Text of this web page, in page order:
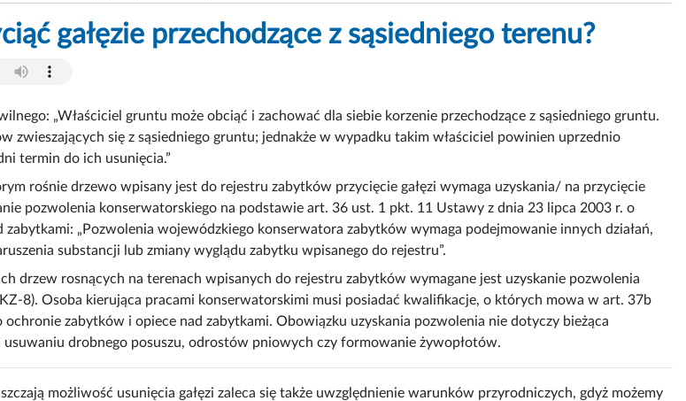
gałęzie przechodzące z sąsiedniego terenu?
„Właściciel gruntu może obciąć i zachować dla siebie korzenie przechodzące z sąsiedniego gruntu.
zwieszających się z sąsiedniego gruntu; jednakże w wypadku takim właściciel powinien uprzednio
termin do ich usunięcia.”
rośnie drzewo wpisany jest do rejestru zabytków przycięcie gałęzi wymaga uzyskania/ na przycięcie
pozwolenia konserwatorskiego na podstawie art. 36 ust. 1 pkt. 11 Ustawy z dnia 23 lipca 2003 r. o
„Pozwolenia wojewódzkiego konserwatora zabytków wymaga podejmowanie innych działań,
substancji lub zmiany wyglądu zabytku wpisanego do rejestru”.
drzew rosnących na terenach wpisanych do rejestru zabytków wymagane jest uzyskanie pozwolenia
8). Osoba kierująca pracami konserwatorskimi musi posiadać kwalifikacje, o których mowa w art. 37b
zabytków i opiece nad zabytkami. Obowiązku uzyskania pozwolenia nie dotyczy bieżąca
usuwaniu drobnego posuszu, odrostów pniowych czy formowanie żywopłotów.
możliwość usunięcia gałęzi zaleca się także uwzględnienie warunków przyrodniczych, gdyż możemy